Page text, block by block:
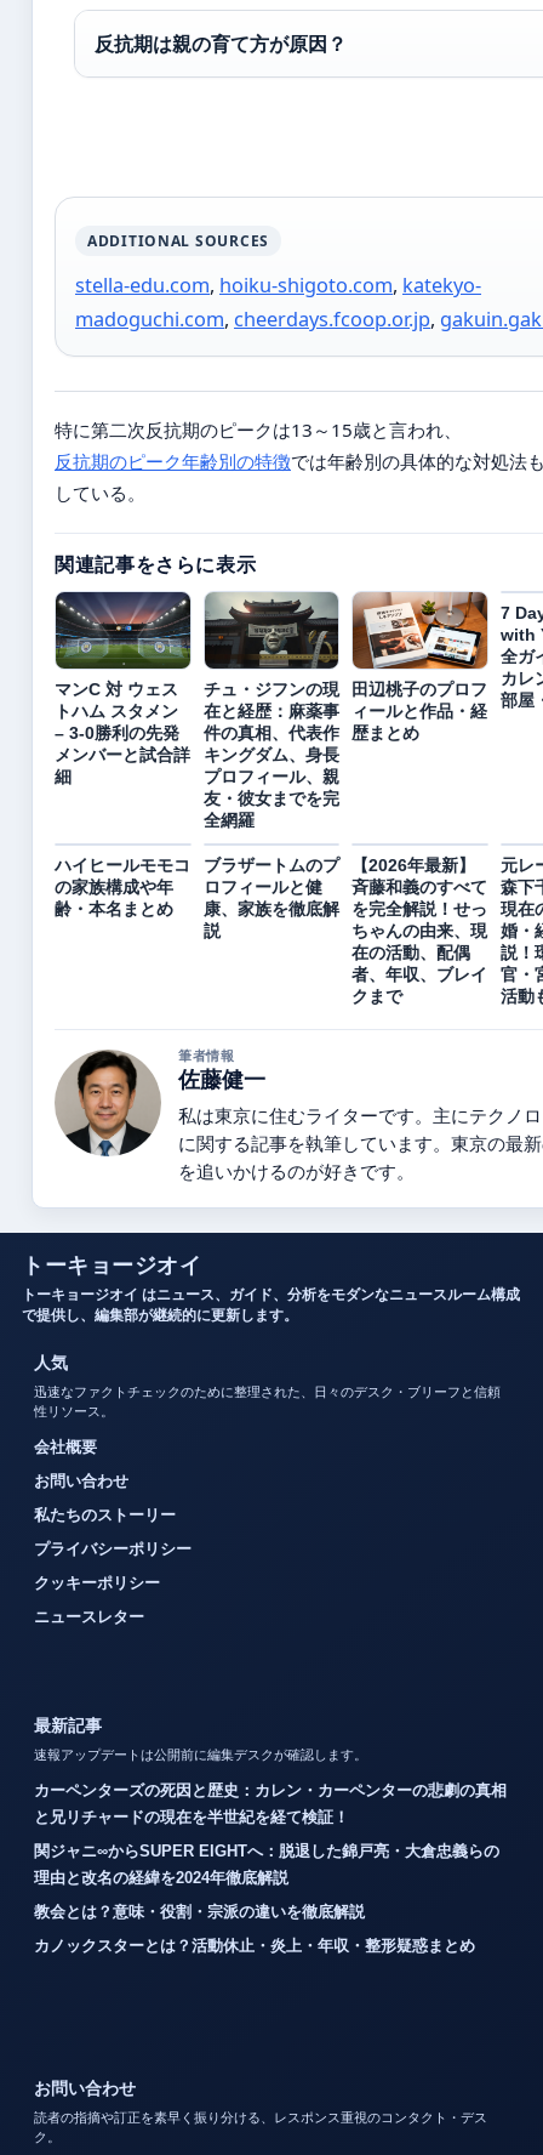
反抗期は親の育て方が原因？
ADDITIONAL SOURCES
stella-edu.com, hoiku-shigoto.com, katekyo-
madoguchi.com, cheerdays.fcoop.or.jp,
特に第二次反抗期のピークは13～15歳と言われ、
反抗期のピーク年齢別の特徴では年齢別の具体的な対処法
している。
関連記事をさらに表示
マンC 対 ウェス
トハム スタメン
– 3-0勝利の先発
メンバーと試合詳
細
チュ・ジフンの現
在と経歴：麻薬事
件の真相、代表作
キングダム、身長
プロフィール、親
友・彼女までを完
全網羅
田辺桃子のプロフ
ィールと作品・経
歴まとめ
7
with
全ガ
カレ
部屋
ハイヒールモモコ
の家族構成や年
齢・本名まとめ
ブラザートムのプ
ロフィールと健
康、家族を徹底解
説
【2026年最新】
斉藤和義のすべて
を完全解説！せっ
ちゃんの由来、現
在の活動、配偶
者、年収、ブレイ
クまで
元レ
森下
現在
婚・
説！
官・
活動
筆者情報
佐藤健一
私は東京に住むライターです。主にテクノ
に関する記事を執筆しています。東京の最
を追いかけるのが好きです。
トーキョージオイ
トーキョージオイ はニュース、ガイド、分析をモダンなニュースルーム構成
で提供し、編集部が継続的に更新します。
人気
迅速なファクトチェックのために整理された、日々のデスク・ブリーフと信頼
性リソース。
会社概要
お問い合わせ
私たちのストーリー
プライバシーポリシー
クッキーポリシー
ニュースレター
最新記事
速報アップデートは公開前に編集デスクが確認します。
カーペンターズの死因と歴史：カレン・カーペンターの悲劇の真相
と兄リチャードの現在を半世紀を経て検証！
関ジャニ∞からSUPER EIGHTへ：脱退した錦戸亮・大倉忠義らの
理由と改名の経緯を2024年徹底解説
教会とは？意味・役割・宗派の違いを徹底解説
カノックスターとは？活動休止・炎上・年収・整形疑惑まとめ
お問い合わせ
読者の指摘や訂正を素早く振り分ける、レスポンス重視のコンタクト・デス
ク。